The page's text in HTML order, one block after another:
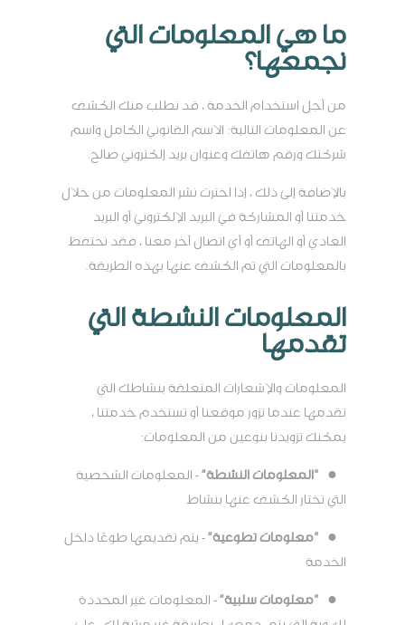
ما هي المعلومات التي
نجمعها؟
من أجل استخدام الخدمة ، قد نطلب منك الكشف
عن المعلومات التالية: الاسم القانوني الكامل واسم
شركتك ورقم هاتفك وعنوان بريد إلكتروني صالح.
بالإضافة إلى ذلك ، إذا اخترت نشر المعلومات من خلال
خدمتنا أو المشاركة في البريد الإلكتروني أو البريد
العادي أو الهاتف أو أي اتصال آخر معنا ، فقد نحتفظ
بالمعلومات التي تم الكشف عنها بهذه الطريقة.
المعلومات النشطة التي
تقدمها
المعلومات والإشعارات المتعلقة بنشاطك التي
تقدمها عندما تزور موقعنا أو تستخدم خدمتنا ،
يمكنك تزويدنا بنوعين من المعلومات:
● “المعلومات النشطة”- المعلومات الشخصية
التي تختار الكشف عنها بنشاط
● “معلومات تطوعية”- يتم تقديمها طوعًا داخل
الخدمة
● “معلومات سلبية”- المعلومات غير المحددة